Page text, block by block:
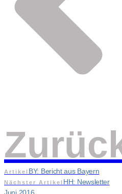
Artikel BY: Bericht aus Bayern
Nächster Artikel HH: Newsletter